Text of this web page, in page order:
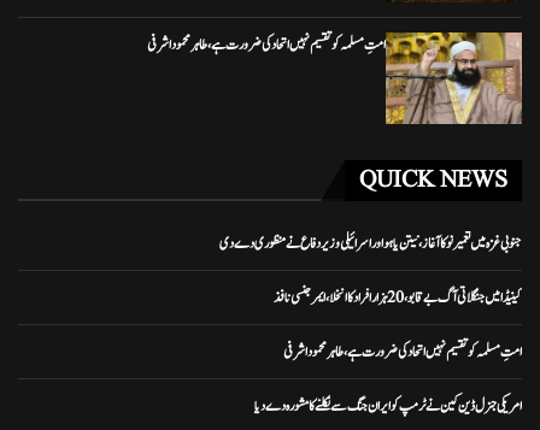
امتِ مسلمہ کو تقسیم نہیں اتحاد کی ضرورت ہے، طاہر محمود اشرفی
QUICK NEWS
جنوبی غزہ میں تعمیر نو کا آغاز، نیتن یاہو اور اسرائیلی وزیر دفاع نے منظوری دے دی
کینیڈا میں جنگلاتی آگ بے قابو، 20 ہزار افراد کا انخلا، ایمرجنسی نافذ
امتِ مسلمہ کو تقسیم نہیں اتحاد کی ضرورت ہے، طاہر محمود اشرفی
امریکی جنرل ڈین کین نے ٹرمپ کو ایران جنگ سے نکلنے کا مشورہ دے دیا